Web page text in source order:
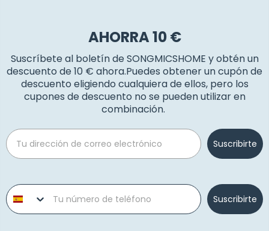
AHORRA 10 €
Suscríbete al boletín de SONGMICSHOME y obtén un
descuento de 10 € ahora.Puedes obtener un cupón de
descuento eligiendo cualquiera de ellos, pero los
cupones de descuento no se pueden utilizar en
combinación.
Email
Suscribirte
Phone number
Suscribirte